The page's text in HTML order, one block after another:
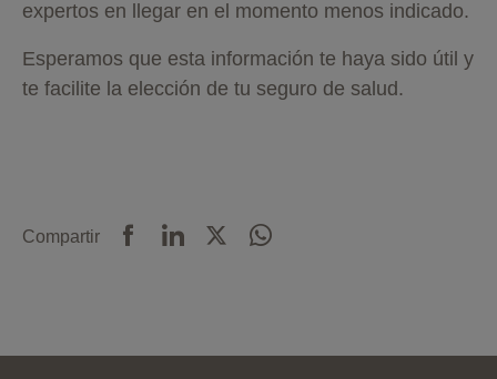
expertos en llegar en el momento menos indicado.
Esperamos que esta información te haya sido útil y
te facilite la elección de tu seguro de salud.
Compartir